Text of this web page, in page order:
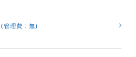
(管理費 : 無)